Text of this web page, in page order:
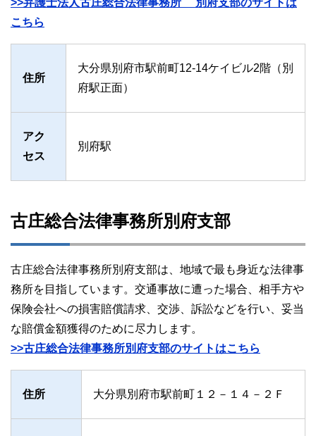
>>弁護士法人古庄総合法律事務所 別府支部のサイトは
こちら
住所
大分県別府市駅前町12-14ケイビル2階（別
府駅正面）
アク
セス
別府駅
古庄総合法律事務所別府支部
古庄総合法律事務所別府支部は、地域で最も身近な法律事
務所を目指しています。交通事故に遭った場合、相手方や
保険会社への損害賠償請求、交渉、訴訟などを行い、妥当
な賠償金額獲得のために尽力します。
>>古庄総合法律事務所別府支部のサイトはこちら
住所 大分県別府市駅前町１２－１４－２Ｆ